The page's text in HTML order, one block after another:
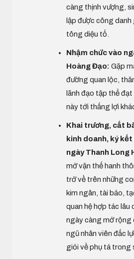
càng thịnh vượng,
lập được công
tông diệu tổ.
Nhậm chức vào
Hoàng Đạo: Gặp
đường quan lộc,
lãnh đạo tập thể
này tới thắng lợi
Khai trương, cắt
kinh doanh, ký
ngày Thanh Long
mở vận thế hanh
trở về trên những
kim ngân, tài bảo,
quan hệ hợp tác lâu
ngày càng mở rộng
ngũ nhân viên đắc
giỏi về phụ tá trong